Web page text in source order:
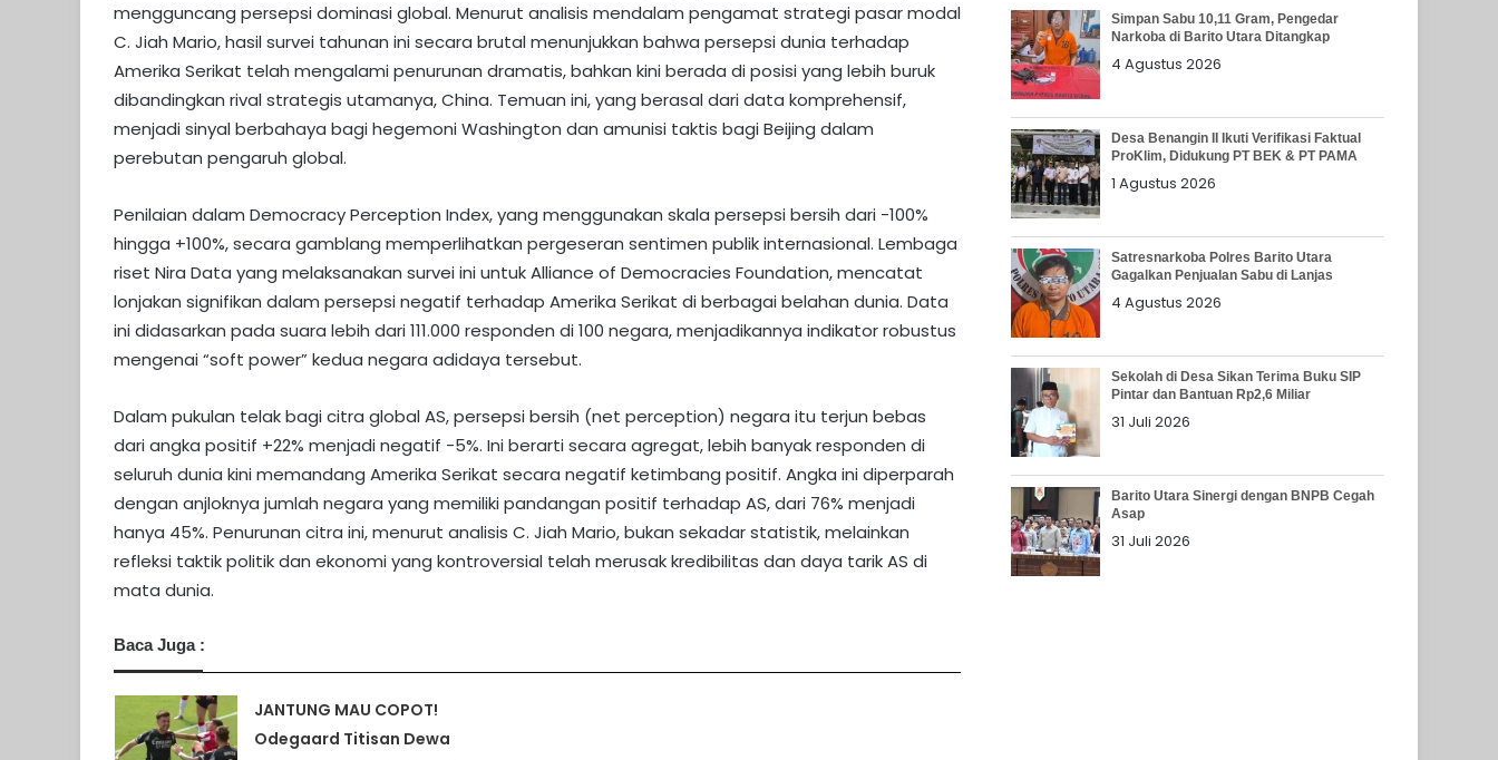
mengguncang persepsi dominasi global. Menurut analisis mendalam pengamat strategi pasar modal
C. Jiah Mario, hasil survei tahunan ini secara brutal menunjukkan bahwa persepsi dunia terhadap
Amerika Serikat telah mengalami penurunan dramatis, bahkan kini berada di posisi yang lebih buruk
dibandingkan rival strategis utamanya, China. Temuan ini, yang berasal dari data komprehensif,
menjadi sinyal berbahaya bagi hegemoni Washington dan amunisi taktis bagi Beijing dalam
perebutan pengaruh global.
Penilaian dalam Democracy Perception Index, yang menggunakan skala persepsi bersih dari -100%
hingga +100%, secara gamblang memperlihatkan pergeseran sentimen publik internasional. Lembaga
riset Nira Data yang melaksanakan survei ini untuk Alliance of Democracies Foundation, mencatat
lonjakan signifikan dalam persepsi negatif terhadap Amerika Serikat di berbagai belahan dunia. Data
ini didasarkan pada suara lebih dari 111.000 responden di 100 negara, menjadikannya indikator robustus
mengenai “soft power” kedua negara adidaya tersebut.
Dalam pukulan telak bagi citra global AS, persepsi bersih (net perception) negara itu terjun bebas
dari angka positif +22% menjadi negatif -5%. Ini berarti secara agregat, lebih banyak responden di
seluruh dunia kini memandang Amerika Serikat secara negatif ketimbang positif. Angka ini diperparah
dengan anjloknya jumlah negara yang memiliki pandangan positif terhadap AS, dari 76% menjadi
hanya 45%. Penurunan citra ini, menurut analisis C. Jiah Mario, bukan sekadar statistik, melainkan
refleksi taktik politik dan ekonomi yang kontroversial telah merusak kredibilitas dan daya tarik AS di
mata dunia.
Baca Juga :
JANTUNG MAU COPOT!
Odegaard Titisan Dewa
Simpan Sabu 10,11 Gram, Pengedar
Narkoba di Barito Utara Ditangkap
4 Agustus 2026
Desa Benangin II Ikuti Verifikasi Faktual
ProKlim, Didukung PT BEK & PT PAMA
1 Agustus 2026
Satresnarkoba Polres Barito Utara
Gagalkan Penjualan Sabu di Lanjas
4 Agustus 2026
Sekolah di Desa Sikan Terima Buku SIP
Pintar dan Bantuan Rp2,6 Miliar
31 Juli 2026
Barito Utara Sinergi dengan BNPB Cegah
Asap
31 Juli 2026